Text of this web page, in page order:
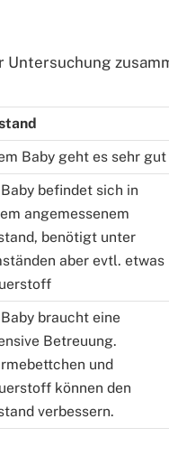
Untersuchung
Baby geht es sehr gut
befindet sich in
angemessenem
benötigt unter
aber evtl. etwas
braucht eine
Betreuung.
und
können den
verbessern.